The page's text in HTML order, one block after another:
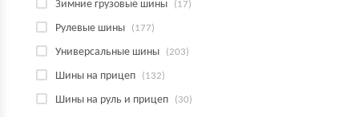
Зимние грузовые шины (17)
Рулевые шины (177)
Универсальные шины (203)
Шины на прицеп (132)
Шины на руль и прицеп (30)